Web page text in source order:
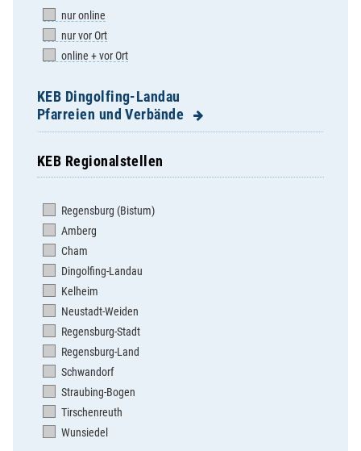
nur online
nur vor Ort
online + vor Ort
KEB Dingolfing-Landau
Pfarreien und Verbände
Altenbuch
Aufhausen
Bubach
Dingolfing St. Johannes
Dingolfing St. Josef
Dornach
Dornwang
Eichendorf
Englmannsberg
Ettling
Exing
Failnbach
KEB Regionalstellen
Regensburg (Bistum)
Amberg
Cham
Dingolfing-Landau
Kelheim
Neustadt-Weiden
Regensburg-Stadt
Regensburg-Land
Schwandorf
Straubing-Bogen
Tirschenreuth
Wunsiedel